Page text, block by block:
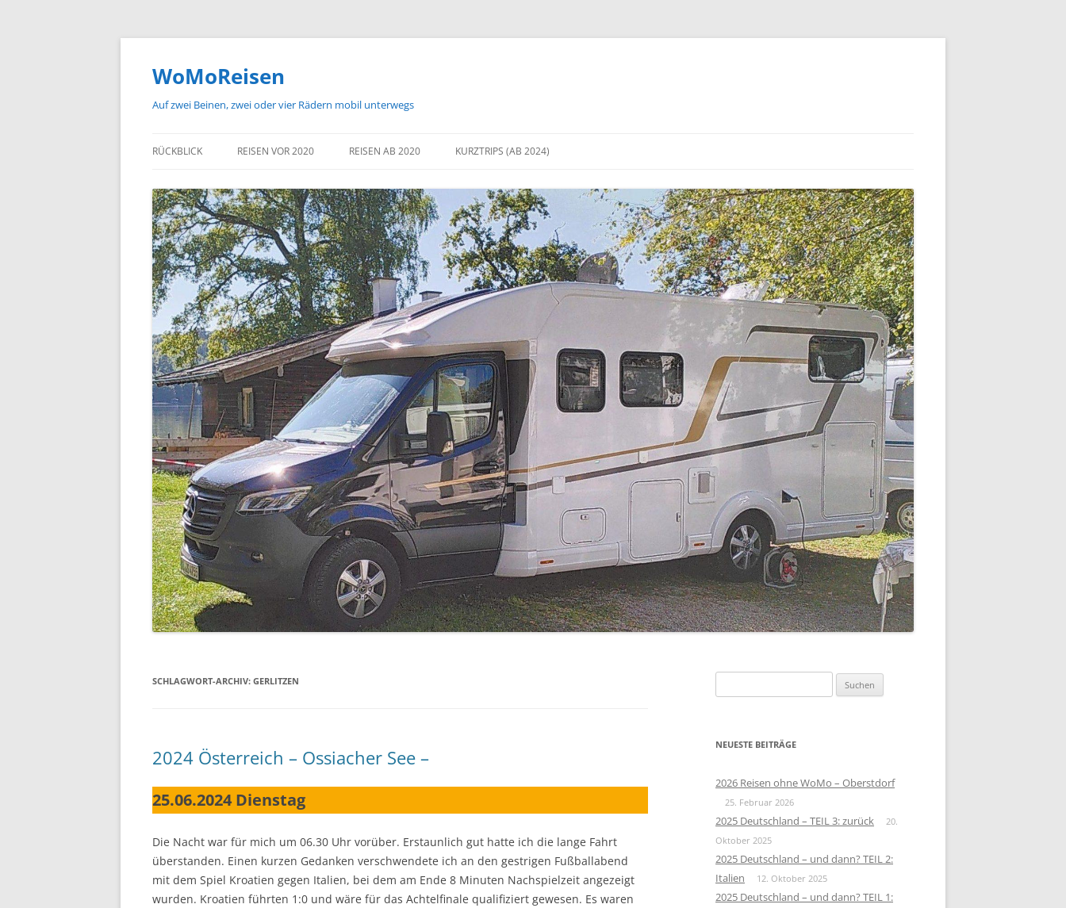
Zum
WoMoReisen
Auf zwei Beinen, zwei oder vier Rädern mobil unterwegs
RÜCKBLICK REISEN VOR 2020 REISEN AB 2020 KURZTRIPS (AB 2024)
2024 PROBSTEI – ON THE ROAD
AGAIN
2025 FRÜHLING AN DER
OSTSEEKÜSTE
SCHLAGWORT-ARCHIV: GERLITZEN
2024 Österreich – Ossiacher See –
25.06.2024 Dienstag
Die Nacht war für mich um 06.30 Uhr vorüber. Erstaunlich gut hatte ich die lange Fahrt
überstanden. Einen kurzen Gedanken verschwendete ich an den gestrigen Fußballabend
mit dem Spiel Kroatien gegen Italien, bei dem am Ende 8 Minuten Nachspielzeit angezeigt
wurden. Kroatien führten 1:0 und wäre für das Achtelfinale qualifiziert gewesen. Es waren
nach:
NEUESTE BEITRÄGE
2026 Reisen ohne WoMo – Oberstdorf
25. Februar 2026
2025 Deutschland – TEIL 3: zurück
20.
Oktober 2025
2025 Deutschland – und dann? TEIL 2:
Italien
12. Oktober 2025
2025 Deutschland – und dann? TEIL 1: